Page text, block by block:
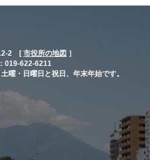
2 [ 市役所の地図 ］
019-622-6211
曜・日曜日と祝日、年末年始です。